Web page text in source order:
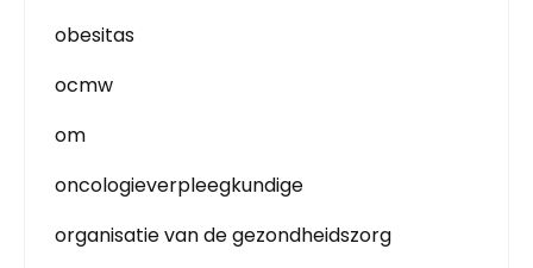
obesitas
ocmw
om
oncologieverpleegkundige
organisatie van de gezondheidszorg